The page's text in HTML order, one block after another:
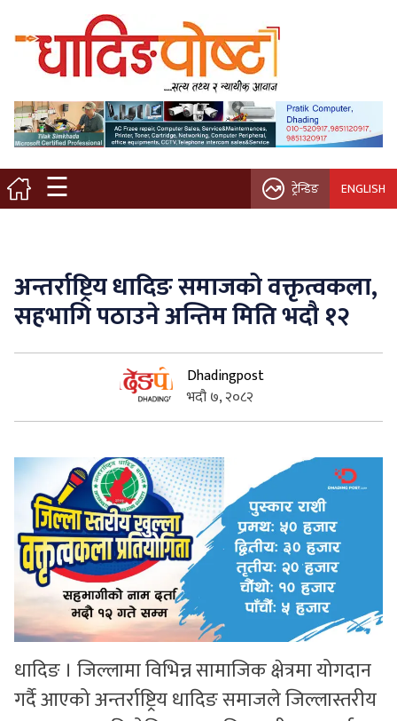
☰
मुख्य पृष्ठ
स्थानीय समाचार
विचार / ब्लग
नगर/गाउँ पालिका
कृषि/सहकारी
साहित्य / संस्कृति
सुचनाहरु
स्वास्थ्य
भिडियो
ट्रेन्डिङ ENGLISH
अन्तर्राष्ट्रिय धादिङ समाजको वक्तृत्वकला,
सहभागि पठाउने अन्तिम मिति भदौ १२
Dhadingpost
भदौ ७, २०८२
धादिङ । जिल्लामा विभिन्न सामाजिक क्षेत्रमा योगदान
गर्दै आएको अन्तर्राष्ट्रिय धादिङ समाजले जिल्लास्तरीय